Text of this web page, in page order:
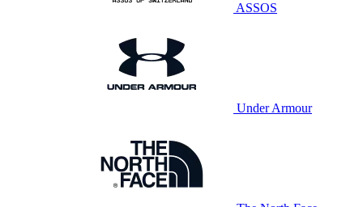
ASSOS
Under Armour